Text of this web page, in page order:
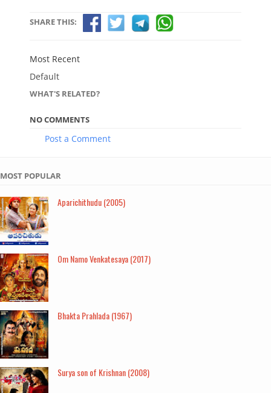
SHARE THIS:
Most Recent
Default
WHAT'S RELATED?
NO COMMENTS
Post a Comment
MOST POPULAR
Aparichithudu (2005)
Om Namo Venkatesaya (2017)
Bhakta Prahlada (1967)
Surya son of Krishnan (2008)